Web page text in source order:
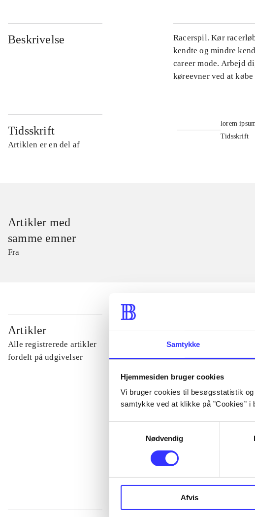
Samtykke
Hjemmesiden bruger cookies
Vi bruger cookies til besøgsstatistik
samtykke ved at klikke på ”Cookies”
Nødvendig
Afvis
Beskrivelse
Racerspil. Kør
kendte og mindre
career mode. Arbejd
køreevner ved at købe
Tidsskrift
Artiklen er en del af
lorem
Tidsskrift
Artikler med
samme emner
Fra
Artikler
Alle registrerede artikler
fordelt på udgivelser
...